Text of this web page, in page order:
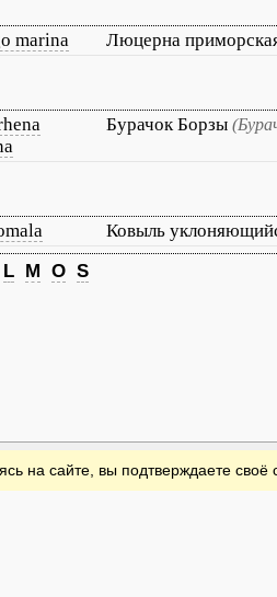
marina Люцерна
Бурачок Борзы
Ковыль
L M O S
на сайте, вы подтверждаете своё